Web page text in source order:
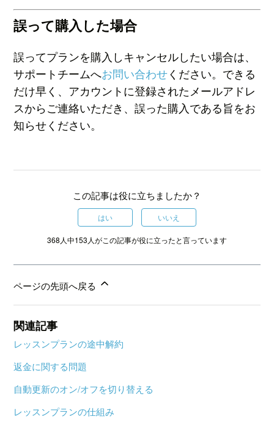
誤って購入した場合
誤ってプランを購入しキャンセルしたい場合は、
サポートチームへお問い合わせください。できる
だけ早く、アカウントに登録されたメールアドレ
スからご連絡いただき、誤った購入である旨をお
知らせください。
この記事は役に立ちましたか？
はい いいえ
368人中153人がこの記事が役に立ったと言っています
ページの先頭へ戻る
関連記事
レッスンプランの途中解約
返金に関する問題
自動更新のオン/オフを切り替える
レッスンプランの仕組み